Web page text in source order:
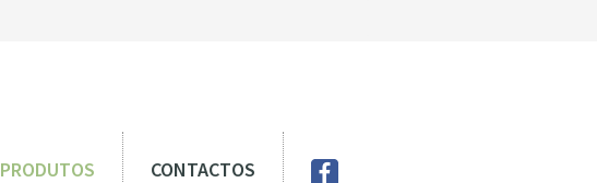
PRODUTOS CONTACTOS